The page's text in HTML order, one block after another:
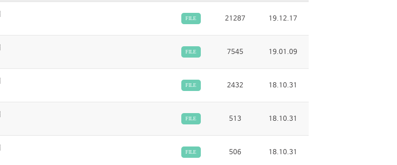
FILE 21287 19.12.17
FILE 7545 19.01.09
FILE 2432 18.10.31
FILE 513 18.10.31
FILE 506 18.10.31